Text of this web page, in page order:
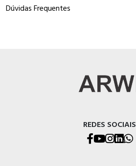
Dúvidas Frequentes
REDES SOCIAIS